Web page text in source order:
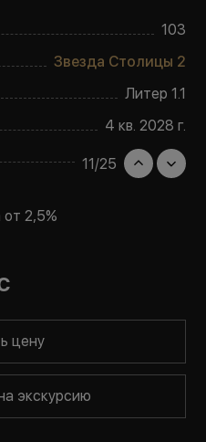
103
Звезда Столицы 2
Литер 1.1
4 кв. 2028 г.
11/25
2,5%
цену
экскурсию